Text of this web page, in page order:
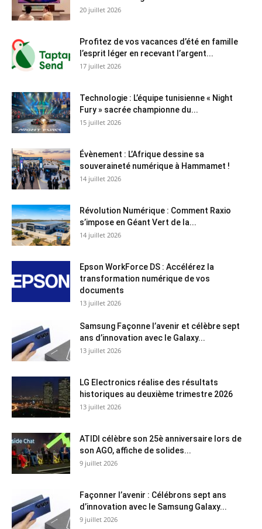
20 juillet 2026
Profitez de vos vacances d’été en famille
l’esprit léger en recevant l’argent...
17 juillet 2026
Technologie : L’équipe tunisienne « Night
Fury » sacrée championne du...
15 juillet 2026
Évènement : L’Afrique dessine sa
souveraineté numérique à Hammamet !
14 juillet 2026
Révolution Numérique : Comment Raxio
s’impose en Géant Vert de la...
14 juillet 2026
Epson WorkForce DS : Accélérez la
transformation numérique de vos
documents
13 juillet 2026
Samsung Façonne l’avenir et célèbre sept
ans d’innovation avec le Galaxy...
13 juillet 2026
LG Electronics réalise des résultats
historiques au deuxième trimestre 2026
13 juillet 2026
ATIDI célèbre son 25è anniversaire lors de
son AGO, affiche de solides...
9 juillet 2026
Façonner l’avenir : Célébrons sept ans
d’innovation avec le Samsung Galaxy...
9 juillet 2026